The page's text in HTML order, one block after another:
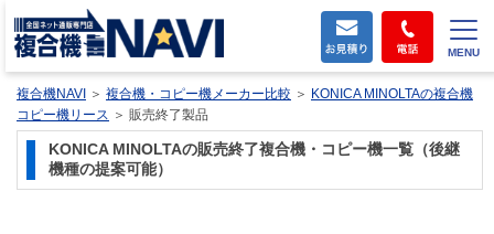
MENU
複合機NAVI ＞ 複合機・コピー機メーカー比較 ＞ KONICA MINOLTAの複合機
コピー機リース ＞ 販売終了製品
KONICA MINOLTAの販売終了複合機・コピー機一覧（後継
機種の提案可能）